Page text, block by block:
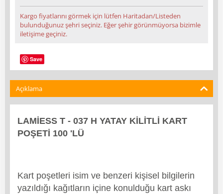
Kargo fiyatlarını görmek için lütfen Haritadan/Listeden
bulunduğunuz şehri seçiniz. Eğer şehir görünmüyorsa bizimle
iletişime geçiniz.
Save
Açıklama
LAMİESS T - 037 H YATAY KİLİTLİ KART
POŞETİ 100 'LÜ
Kart poşetleri isim ve benzeri kişisel bilgilerin
yazıldığı kağıtların içine konulduğu kart askı